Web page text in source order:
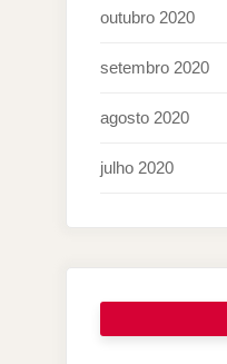
outubro 2020
setembro 2020
agosto 2020
julho 2020